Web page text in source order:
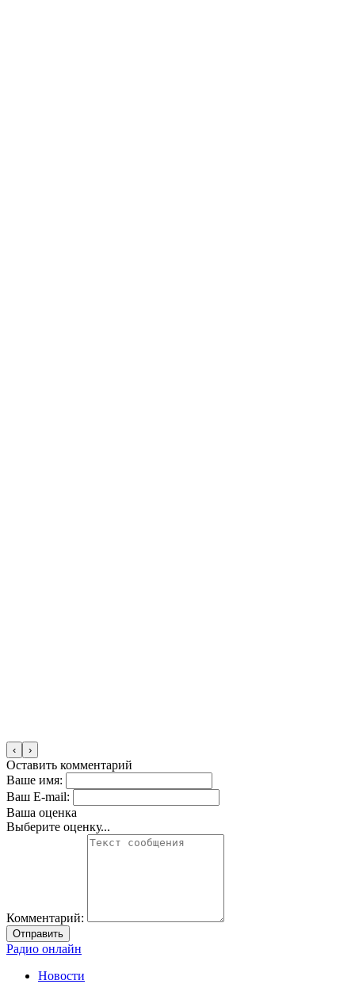
‹ ›
Оставить комментарий
Ваше имя:
Ваш E-mail:
Ваша оценка
Выберите оценку...
Комментарий:
Отправить
Радио онлайн
Новости